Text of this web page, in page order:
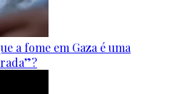
a fome em Gaza é uma